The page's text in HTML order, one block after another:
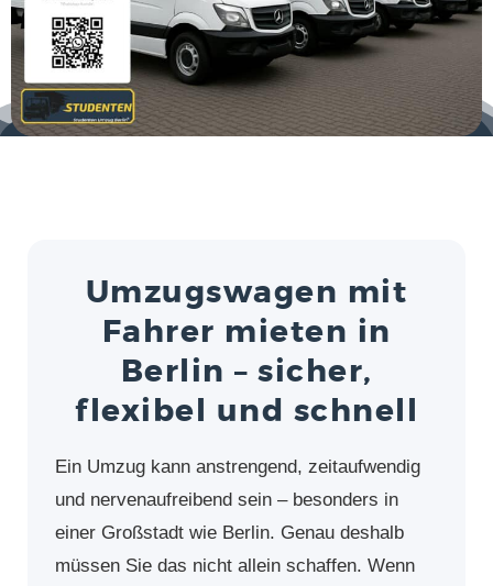
Umzugswagen mit
Fahrer mieten in
Berlin – sicher,
flexibel und schnell
Ein Umzug kann anstrengend, zeitaufwendig
und nervenaufreibend sein – besonders in
einer Großstadt wie Berlin. Genau deshalb
müssen Sie das nicht allein schaffen. Wenn